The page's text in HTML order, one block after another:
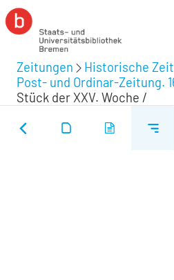
Zeitungen Historische
Post- und Ordinar-Zeitung.
Stück der XXV. Woche /